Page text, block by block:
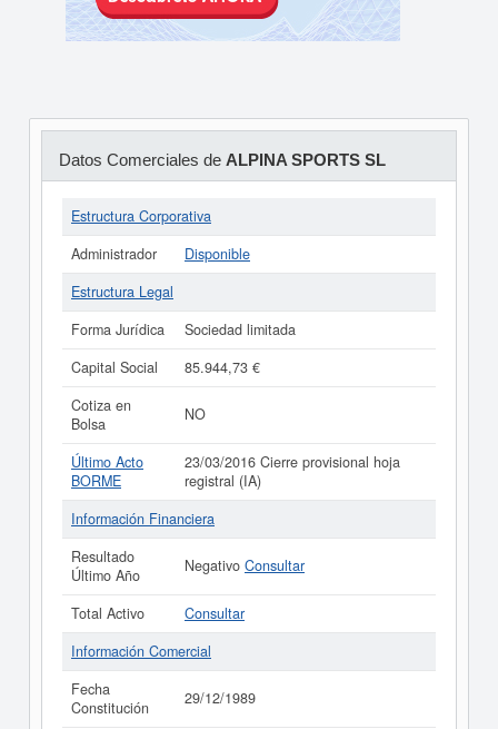
Datos Comerciales de ALPINA SPORTS SL
Estructura Corporativa
Administrador
Disponible
Estructura Legal
Forma Jurídica
Sociedad limitada
Capital Social
85.944,73 €
Cotiza en
Bolsa
NO
Último Acto
BORME
23/03/2016 Cierre provisional hoja
registral (IA)
Información Financiera
Resultado
Último Año
Negativo Consultar
Total Activo
Consultar
Información Comercial
Fecha
Constitución
29/12/1989